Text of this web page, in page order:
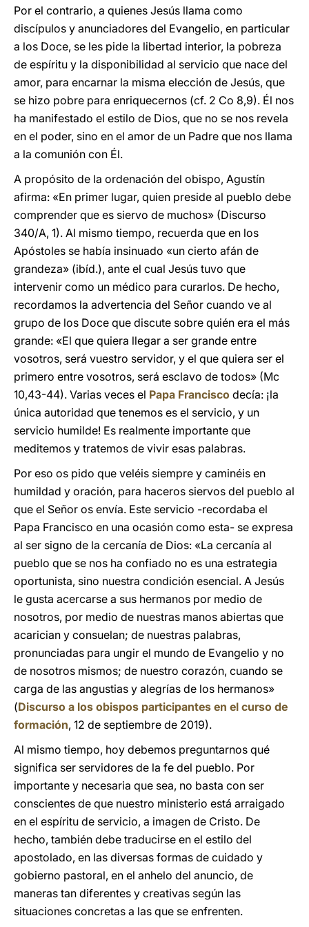
Por el contrario, a quienes Jesús llama como
discípulos y anunciadores del Evangelio, en particular
a los Doce, se les pide la libertad interior, la pobreza
de espíritu y la disponibilidad al servicio que nace del
amor, para encarnar la misma elección de Jesús, que
se hizo pobre para enriquecernos (cf. 2 Co 8,9). Él nos
ha manifestado el estilo de Dios, que no se nos revela
en el poder, sino en el amor de un Padre que nos llama
a la comunión con Él.
A propósito de la ordenación del obispo, Agustín
afirma: «En primer lugar, quien preside al pueblo debe
comprender que es siervo de muchos» (Discurso
340/A, 1). Al mismo tiempo, recuerda que en los
Apóstoles se había insinuado «un cierto afán de
grandeza» (ibíd.), ante el cual Jesús tuvo que
intervenir como un médico para curarlos. De hecho,
recordamos la advertencia del Señor cuando ve al
grupo de los Doce que discute sobre quién era el más
grande: «El que quiera llegar a ser grande entre
vosotros, será vuestro servidor, y el que quiera ser el
primero entre vosotros, será esclavo de todos» (Mc
10,43-44). Varias veces el Papa Francisco decía: ¡la
única autoridad que tenemos es el servicio, y un
servicio humilde! Es realmente importante que
meditemos y tratemos de vivir esas palabras.
Por eso os pido que veléis siempre y caminéis en
humildad y oración, para haceros siervos del pueblo al
que el Señor os envía. Este servicio -recordaba el
Papa Francisco en una ocasión como esta- se expresa
al ser signo de la cercanía de Dios: «La cercanía al
pueblo que se nos ha confiado no es una estrategia
oportunista, sino nuestra condición esencial. A Jesús
le gusta acercarse a sus hermanos por medio de
nosotros, por medio de nuestras manos abiertas que
acarician y consuelan; de nuestras palabras,
pronunciadas para ungir el mundo de Evangelio y no
de nosotros mismos; de nuestro corazón, cuando se
carga de las angustias y alegrías de los hermanos»
(Discurso a los obispos participantes en el curso de
formación, 12 de septiembre de 2019).
Al mismo tiempo, hoy debemos preguntarnos qué
significa ser servidores de la fe del pueblo. Por
importante y necesaria que sea, no basta con ser
conscientes de que nuestro ministerio está arraigado
en el espíritu de servicio, a imagen de Cristo. De
hecho, también debe traducirse en el estilo del
apostolado, en las diversas formas de cuidado y
gobierno pastoral, en el anhelo del anuncio, de
maneras tan diferentes y creativas según las
situaciones concretas a las que se enfrenten.